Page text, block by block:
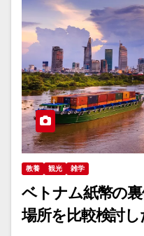
教養 観光 雑学
ベトナム紙幣の
場所を比較検討